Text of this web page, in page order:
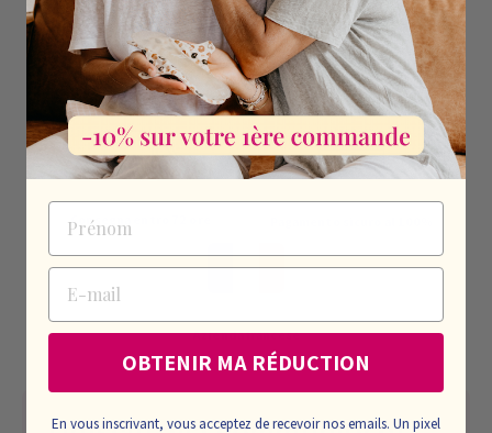
Consegna entro 72 ore
Azienda francese
Prénom
E-mail
OBTENIR MA RÉDUCTION
En vous inscrivant, vous acceptez de recevoir nos emails. Un pixel